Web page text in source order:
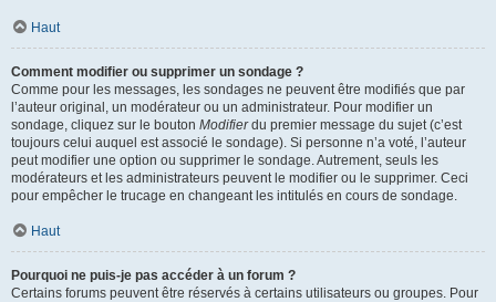
Haut
Comment modifier ou supprimer un sondage ?
Comme pour les messages, les sondages ne peuvent être modifiés que par
l’auteur original, un modérateur ou un administrateur. Pour modifier un
sondage, cliquez sur le bouton Modifierdu premier message du sujet (c’est
toujours celui auquel est associé le sondage). Si personne n’a voté, l’auteur
peut modifier une option ou supprimer le sondage. Autrement, seuls les
modérateurs et les administrateurs peuvent le modifier ou le supprimer. Ceci
pour empêcher le trucage en changeant les intitulés en cours de sondage.
Haut
Pourquoi ne puis-je pas accéder à un forum ?
Certains forums peuvent être réservés à certains utilisateurs ou groupes. Pour